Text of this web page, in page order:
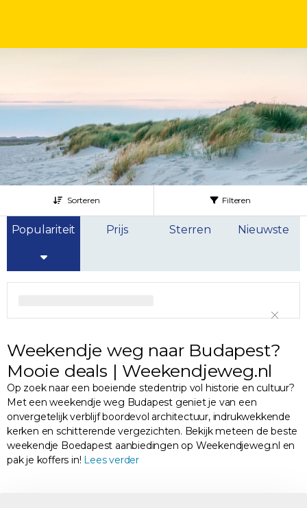
Sorteren Filteren
Populariteit Prijs Sterren Nieuwste
Weekendje weg naar Budapest?
Mooie deals | Weekendjeweg.nl
Op zoek naar een boeiende stedentrip vol historie en cultuur?
Met een weekendje weg Budapest geniet je van een
onvergetelijk verblijf boordevol architectuur, indrukwekkende
kerken en schitterende vergezichten. Bekijk meteen de beste
weekendje Boedapest aanbiedingen op Weekendjeweg.nl en
pak je koffers in! Lees verder